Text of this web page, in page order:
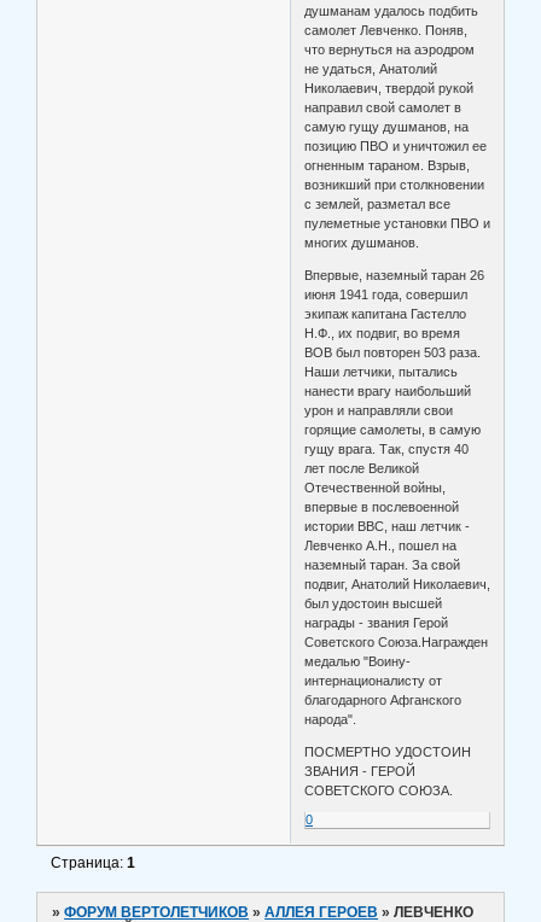
душманам удалось подбить
самолет Левченко. Поняв,
что вернуться на аэродром
не удаться, Анатолий
Николаевич, твердой рукой
направил свой самолет в
самую гущу душманов, на
позицию ПВО и уничтожил ее
огненным тараном. Взрыв,
возникший при столкновении
с землей, разметал все
пулеметные установки ПВО и
многих душманов.
Впервые, наземный таран 26
июня 1941 года, совершил
экипаж капитана Гастелло
Н.Ф., их подвиг, во время
ВОВ был повторен 503 раза.
Наши летчики, пытались
нанести врагу наибольший
урон и направляли свои
горящие самолеты, в самую
гущу врага. Так, спустя 40
лет после Великой
Отечественной войны,
впервые в послевоенной
истории ВВС, наш летчик -
Левченко А.Н., пошел на
наземный таран. За свой
подвиг, Анатолий Николаевич,
был удостоин высшей
награды - звания Герой
Советского Союза.Награжден
медалью "Воину-
интернационалисту от
благодарного Афганского
народа".
ПОСМЕРТНО УДОСТОИН
ЗВАНИЯ - ГЕРОЙ
СОВЕТСКОГО СОЮЗА.
0
Страница:1
»ФОРУМ ВЕРТОЛЕТЧИКОВ »АЛЛЕЯ ГЕРОЕВ »ЛЕВЧЕНКО